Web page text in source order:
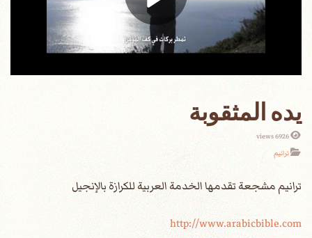
يده المثقوبة
6926 views
ترانيم
http://www.arabicbible.com